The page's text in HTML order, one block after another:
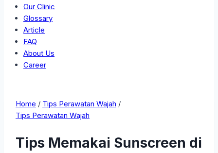
Our Clinic
Glossary
Article
FAQ
About Us
Career
Home / Tips Perawatan Wajah /
Tips Perawatan Wajah
Tips Memakai Sunscreen di